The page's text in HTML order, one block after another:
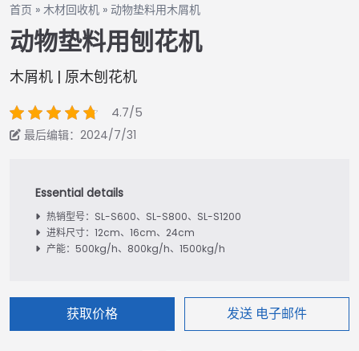
首页 » 木材回收机 » 动物垫料用木屑机
动物垫料用刨花机
木屑机 | 原木刨花机
4.7/5
最后编辑：2024/7/31
热销型号：SL-S600、SL-S800、SL-S1200
进料尺寸：12cm、16cm、24cm
产能：500kg/h、800kg/h、1500kg/h
获取价格 发送 电子邮件